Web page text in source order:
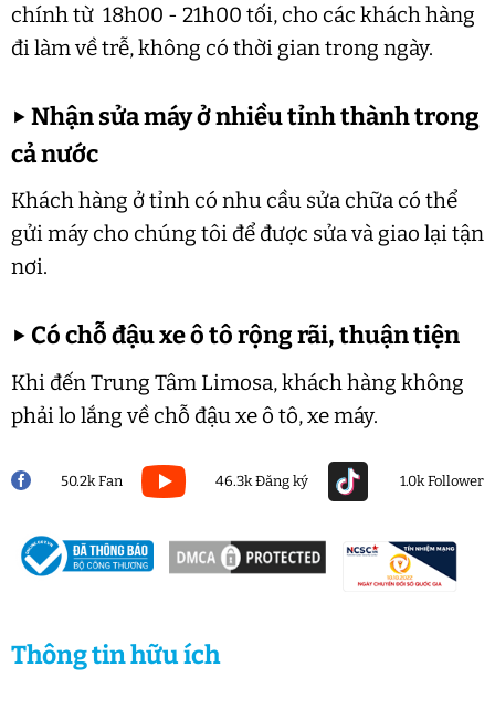
chính từ 18h00 - 21h00 tối, cho các khách hàng
đi làm về trễ, không có thời gian trong ngày.
▶Nhận sửa máy ở nhiều tỉnh thành trong
cả nước
Khách hàng ở tỉnh có nhu cầu sửa chữa có thể
gửi máy cho chúng tôi để được sửa và giao lại tận
nơi.
▶ Có chỗ đậu xe ô tô rộng rãi, thuận tiện
Khi đến Trung Tâm Limosa, khách hàng không
phải lo lắng về chỗ đậu xe ô tô, xe máy.
50.2k Fan 46.3k Đăng ký 1.0k Follower
Thông tin hữu ích